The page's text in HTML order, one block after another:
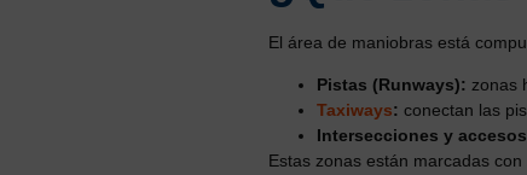
El área de maniobras está
Pistas (Runways): zonas
Taxiways: conectan las
Intersecciones y
Estas zonas están marcadas